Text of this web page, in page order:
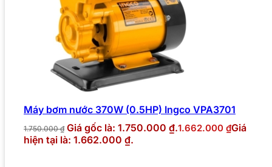
Máy bơm nước 370W (0.5HP) Ingco VPA3701
1.750.000₫ Giá gốc là: 1.750.000 ₫.1.662.000 ₫Giá
hiện tại là: 1.662.000 ₫.